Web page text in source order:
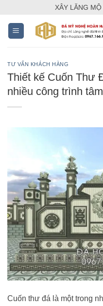
content
XÂY LĂNG
TƯ VẤN KHÁCH HÀNG
Thiết kế Cuốn Thư
nhiều công trình
Cuốn thư đá là một trong